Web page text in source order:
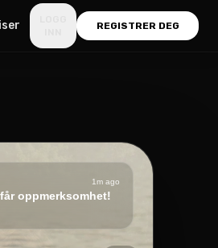
REGISTRER DEG
1m ago
oppmerksomhet!